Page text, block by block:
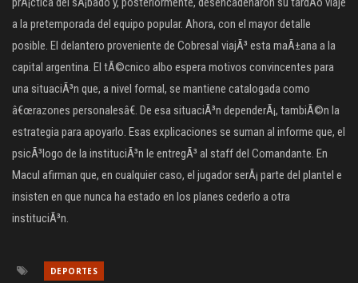
a la pretemporada del equipo popular. Ahora, con el mayor detalle
posible. El delantero proveniente de Cobresal viajÃ³ esta maÃ±ana a la
capital argentina. El tÃ©cnico albo espera motivos convincentes para
una situaciÃ³n que, a nivel formal, se mantiene catalogada como
â€œrazones personalesâ€. De esa situaciÃ³n dependerÃ¡, tambiÃ©n la
estrategia para apoyarlo. Esas explicaciones se suman al informe que, el
psicÃ³logo de la instituciÃ³n le entregÃ³ al staff del Comandante. En
Macul afirman que, en cualquier caso, el jugador serÃ¡ parte del plantel e
insisten en que nunca ha estado en los planes cederlo a otra
instituciÃ³n.
DEPORTES